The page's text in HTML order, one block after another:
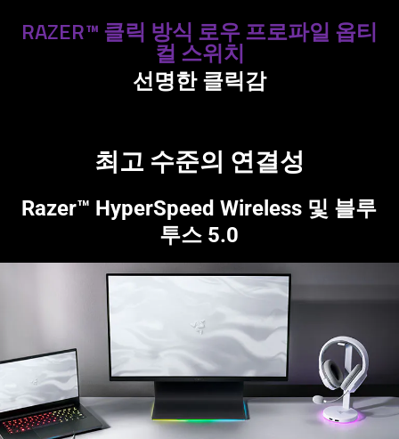
RAZER™ 클릭 방식 로우 프로파일 옵티
컬 스위치
선명한 클릭감
최고 수준의 연결성
Razer™ HyperSpeed Wireless 및 블루
투스 5.0